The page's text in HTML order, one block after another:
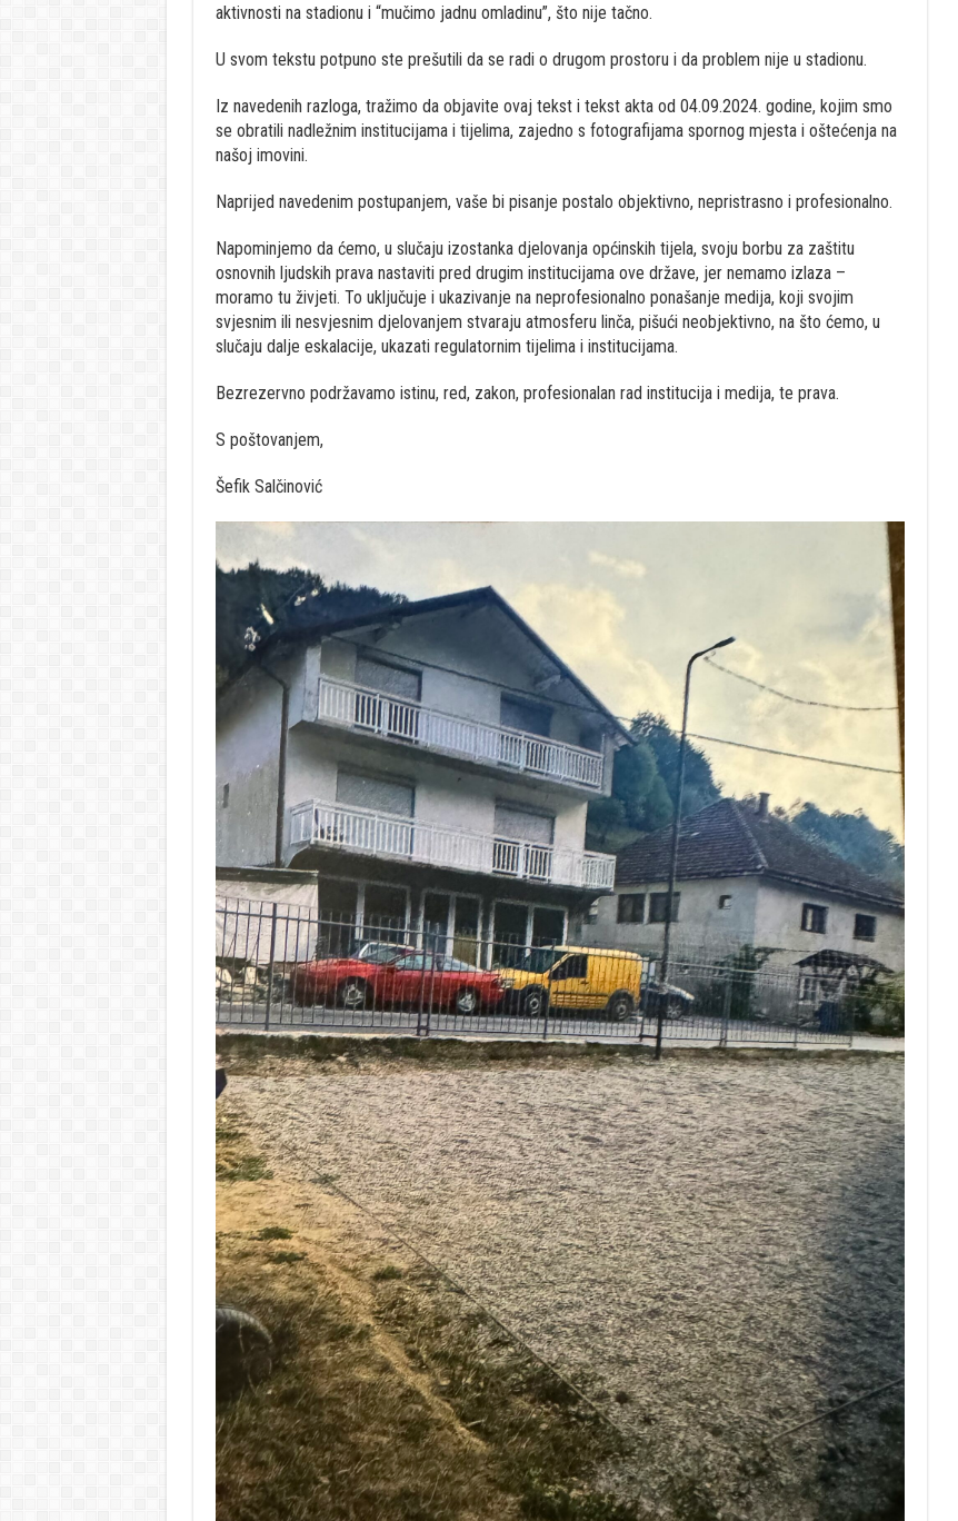
aktivnosti na stadionu i “mučimo jadnu omladinu”, što nije tačno.
U svom tekstu potpuno ste prešutili da se radi o drugom prostoru i da problem nije u stadionu.
Iz navedenih razloga, tražimo da objavite ovaj tekst i tekst akta od 04.09.2024. godine, kojim smo
se obratili nadležnim institucijama i tijelima, zajedno s fotografijama spornog mjesta i oštećenja na
našoj imovini.
Naprijed navedenim postupanjem, vaše bi pisanje postalo objektivno, nepristrasno i profesionalno.
Napominjemo da ćemo, u slučaju izostanka djelovanja općinskih tijela, svoju borbu za zaštitu
osnovnih ljudskih prava nastaviti pred drugim institucijama ove države, jer nemamo izlaza –
moramo tu živjeti. To uključuje i ukazivanje na neprofesionalno ponašanje medija, koji svojim
svjesnim ili nesvjesnim djelovanjem stvaraju atmosferu linča, pišući neobjektivno, na što ćemo, u
slučaju dalje eskalacije, ukazati regulatornim tijelima i institucijama.
Bezrezervno podržavamo istinu, red, zakon, profesionalan rad institucija i medija, te prava.
S poštovanjem,
Šefik Salčinović